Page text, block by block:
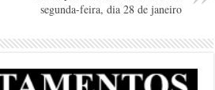
segunda-feira, dia 28 de janeiro